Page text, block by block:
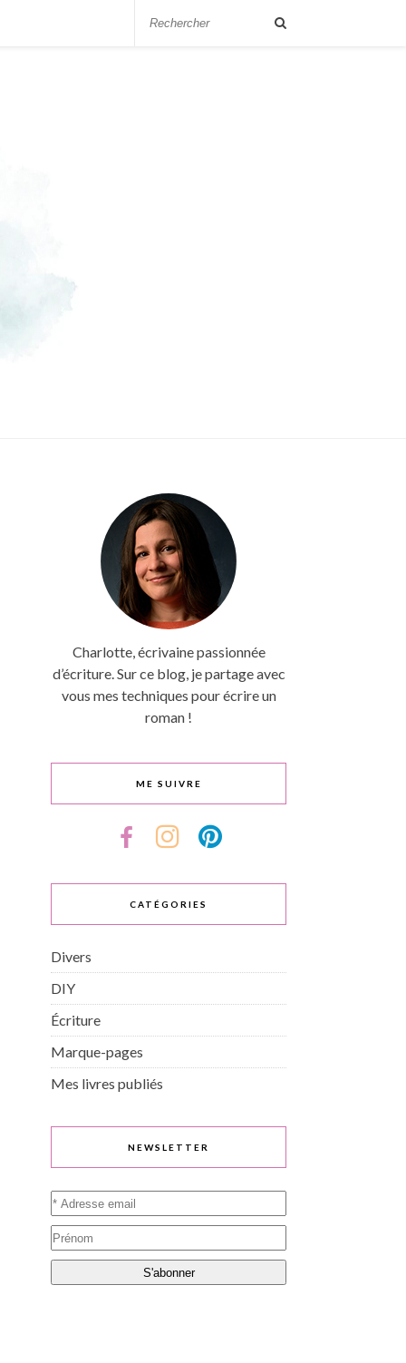
Charlotte, écrivaine passionnée
d’écriture. Sur ce blog, je partage avec
vous mes techniques pour écrire un
roman !
ME SUIVRE
CATÉGORIES
Divers
DIY
Écriture
Marque-pages
Mes livres publiés
NEWSLETTER